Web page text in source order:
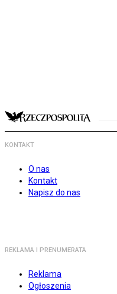
KONTAKT
O nas
Kontakt
Napisz do nas
REKLAMA I PRENUMERATA
Reklama
Ogłoszenia